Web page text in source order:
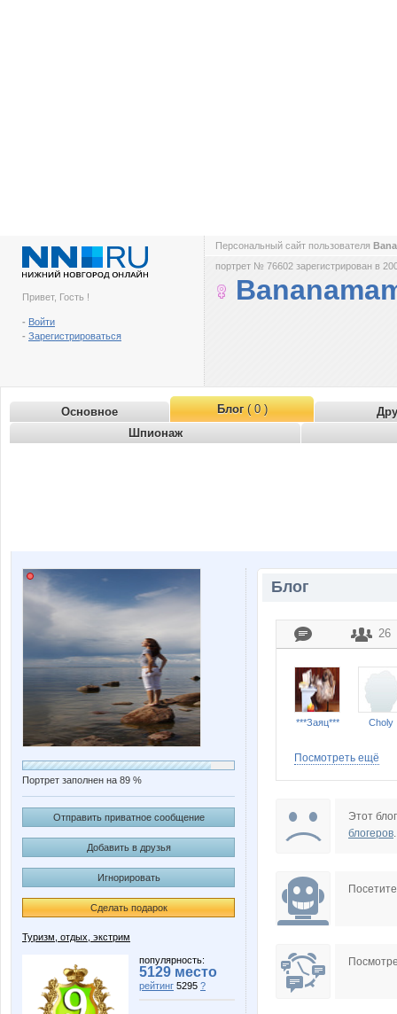
Привет, Гость !
- Войти
- Зарегистрироваться
Персональный сайт пользователя
портрет № 76602 зарегистрирован в
Основное Блог( 0 )
Шпионаж
Портрет заполнен на 89 %
Отправить приватное сообщение
Добавить в друзья
Игнорировать
Сделать подарок
Туризм, отдых, экстрим
популярность:
5129 место
рейтинг 5295 ?
Блог
26
***Заяц*** Choly
T@maris
finn
Посмотреть ещё
Этот
блогеров.